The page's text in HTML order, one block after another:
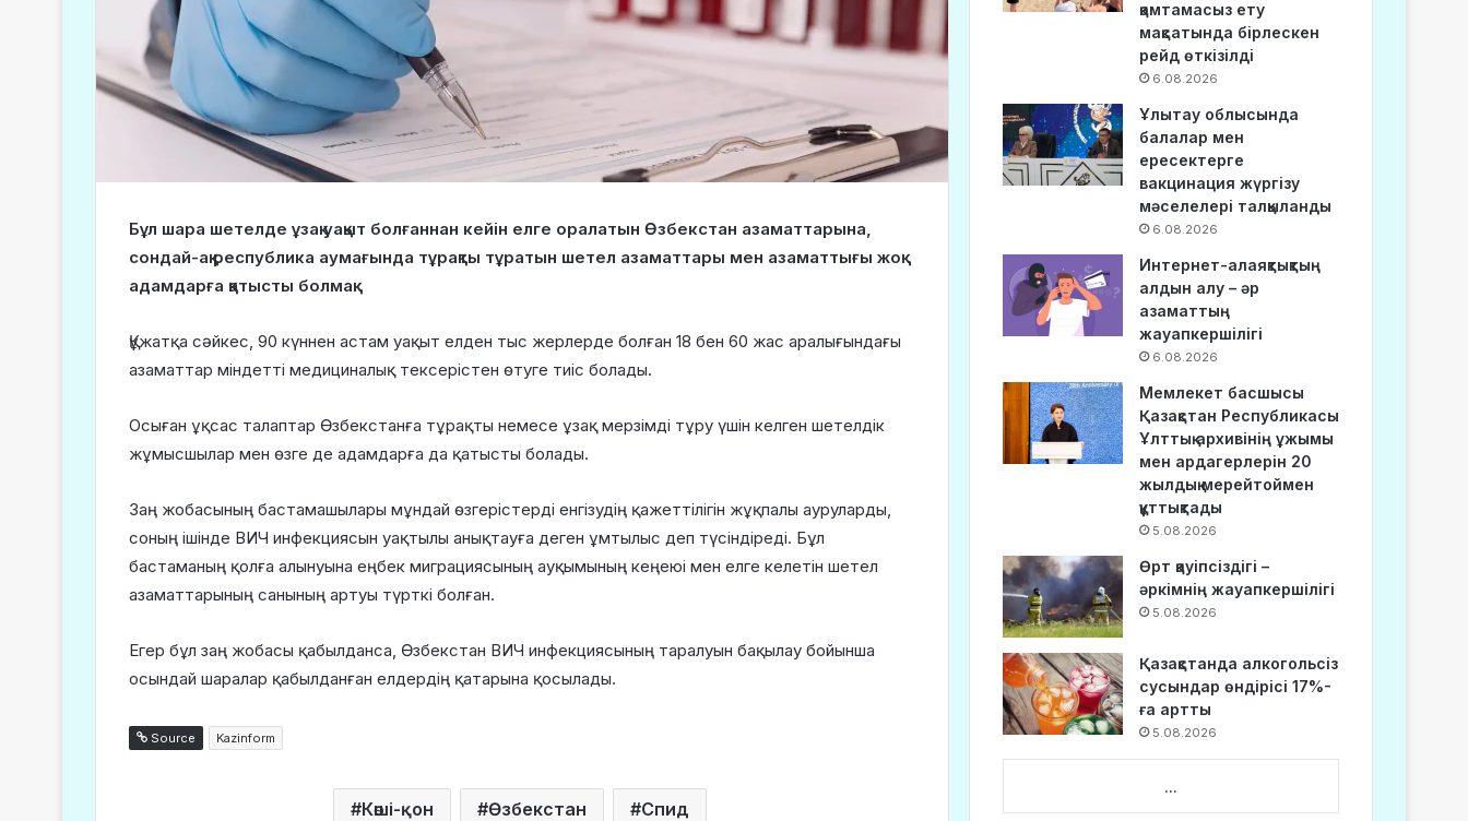
Бұл шара шетелде ұзақ уақыт болғаннан кейін елге оралатын Өзбекстан азаматтарына,
сондай-ақ республика аумағында тұрақты тұратын шетел азаматтары мен азаматтығы жоқ
адамдарға қатысты болмақ.
Құжатқа сәйкес, 90 күннен астам уақыт елден тыс жерлерде болған 18 бен 60 жас аралығындағы
азаматтар міндетті медициналық тексерістен өтуге тиіс болады.
Осыған ұқсас талаптар Өзбекстанға тұрақты немесе ұзақ мерзімді тұру үшін келген шетелдік
жұмысшылар мен өзге де адамдарға да қатысты болады.
Заң жобасының бастамашылары мұндай өзгерістерді енгізудің қажеттілігін жұқпалы ауруларды,
соның ішінде ВИЧ инфекциясын уақтылы анықтауға деген ұмтылыс деп түсіндіреді. Бұл
бастаманың қолға алынуына еңбек миграциясының ауқымының кеңеюі мен елге келетін шетел
азаматтарының санының артуы түрткі болған.
Егер бұл заң жобасы қабылданса, Өзбекстан ВИЧ инфекциясының таралуын бақылау бойынша
осындай шаралар қабылданған елдердің қатарына қосылады.
Source Kazinform
Көші-қон Өзбекстан Спид
қамтамасыз ету
мақсатында бірлескен
рейд өткізілді
6.08.2026
Ұлытау облысында
балалар мен
ересектерге
вакцинация жүргізу
мәселелері талқыланды
6.08.2026
Интернет-алаяқтықтың
алдын алу – әр
азаматтың
жауапкершілігі
6.08.2026
Мемлекет басшысы
Қазақстан Республикасы
Ұлттық архивінің ұжымы
мен ардагерлерін 20
жылдық мерейтоймен
құттықтады
5.08.2026
Өрт қауіпсіздігі –
әркімнің жауапкершілігі
5.08.2026
Қазақстанда алкогольсіз
сусындар өндірісі 17%-
ға артты
5.08.2026
...